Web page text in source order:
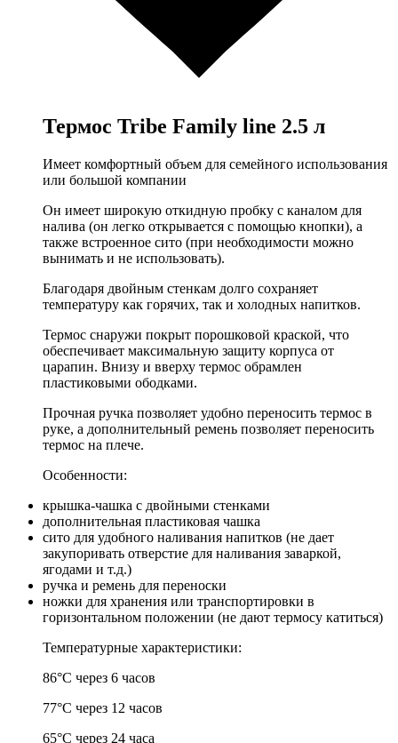
Термос Tribe Family line 2.5 л
Имеет комфортный объем для семейного использования
или большой компании
Он имеет широкую откидную пробку с каналом для
налива (он легко открывается с помощью кнопки), а
также встроенное сито (при необходимости можно
вынимать и не использовать).
Благодаря двойным стенкам долго сохраняет
температуру как горячих, так и холодных напитков.
Термос снаружи покрыт порошковой краской, что
обеспечивает максимальную защиту корпуса от
царапин. Внизу и вверху термос обрамлен
пластиковыми ободками.
Прочная ручка позволяет удобно переносить термос в
руке, а дополнительный ремень позволяет переносить
термос на плече.
Особенности:
крышка-чашка с двойными стенками
дополнительная пластиковая чашка
сито для удобного наливания напитков (не дает
закупоривать отверстие для наливания заваркой,
ягодами и т.д.)
ручка и ремень для переноски
ножки для хранения или транспортировки в
горизонтальном положении (не дают термосу катиться)
Температурные характеристики:
86°С через 6 часов
77°С через 12 часов
65°С через 24 часа